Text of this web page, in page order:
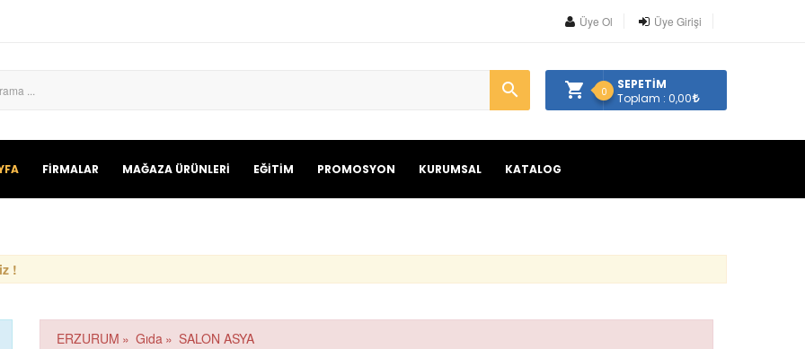
Üye Ol Üye Girişi
SEPETİM
0 Toplam : 0,00
FİRMALAR MAĞAZA ÜRÜNLERİ EĞİTİM PROMOSYON KURUMSAL KATALOG
!
ERZURUM » Gıda » SALON ASYA